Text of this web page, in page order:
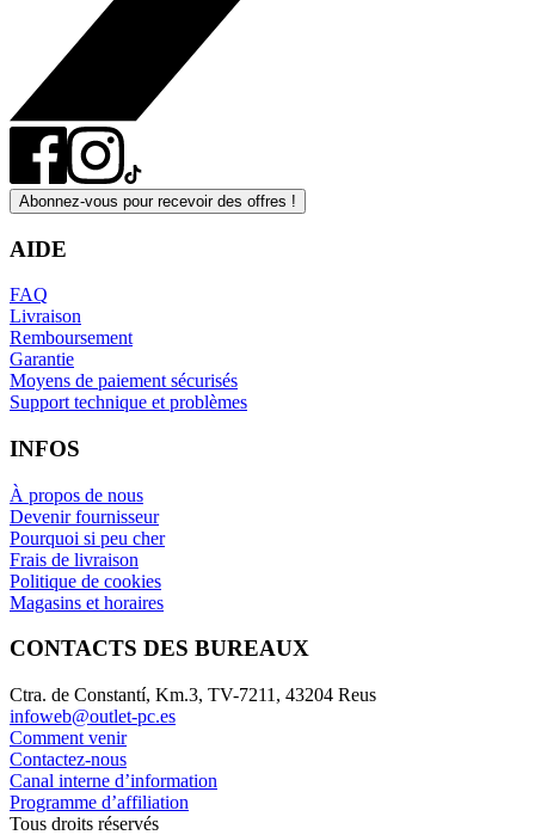
Abonnez-vous pour recevoir des offres !
AIDE
FAQ
Livraison
Remboursement
Garantie
Moyens de paiement sécurisés
Support technique et problèmes
INFOS
À propos de nous
Devenir fournisseur
Pourquoi si peu cher
Frais de livraison
Politique de cookies
Magasins et horaires
CONTACTS DES BUREAUX
Ctra. de Constantí, Km.3, TV-7211, 43204 Reus
infoweb@outlet-pc.es
Comment venir
Contactez-nous
Canal interne d’information
Programme d’affiliation
Tous droits réservés